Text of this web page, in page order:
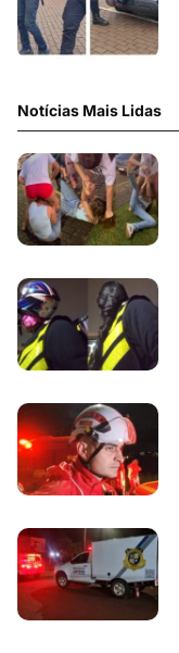
Notícias Mais Lidas